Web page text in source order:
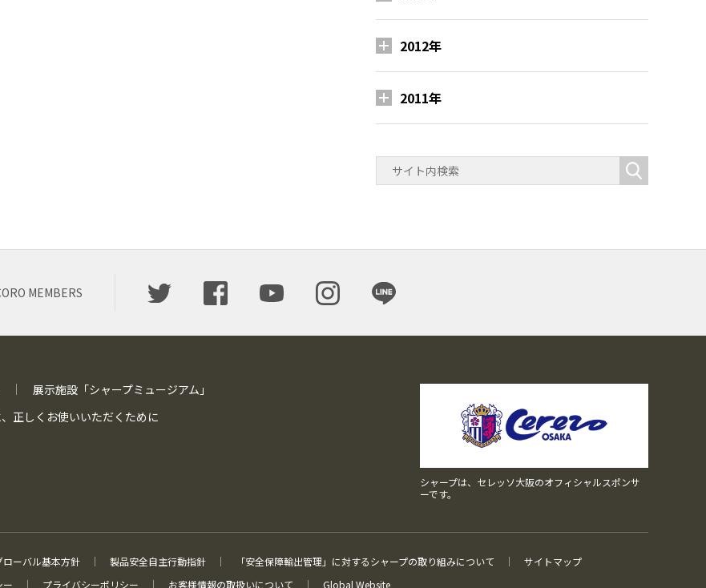
2012年
2011年
MEMBERS
展示施設「シャープミュージアム」
正しくお使いいただくために
シャープは、セレッソ大阪のオフィシャルスポンサ
ーです。
ーバル基本方針 製品安全自主行動指針 「安全保障輸出管理」に対するシャープの取り組みについて
サイトマップ
ー
プライバシーポリシー お客様情報の取扱いについて Global Website